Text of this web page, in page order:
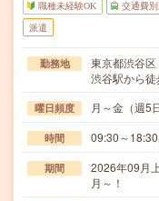
職種未経験OK 交通費
派遣
勤務地
東京都渋谷区
渋谷駅から
曜日頻度 月～金（週5
時間 09:30～
期間
2026年09月
月～！